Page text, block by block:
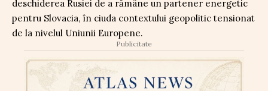
deschiderea Rusiei de a rămâne un partener energetic
pentru Slovacia, în ciuda contextului geopolitic tensionat
de la nivelul Uniunii Europene.
Publicitate